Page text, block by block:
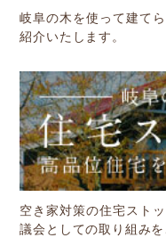
岐阜の木を使って建て
紹介いたします。
空き家対策の住宅スト
議会としての取り組みを